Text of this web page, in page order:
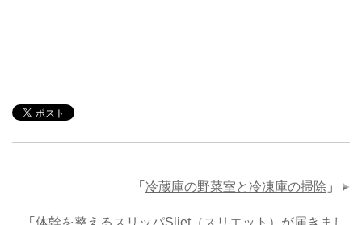
「 冷蔵庫の野菜室と冷凍庫の掃除 」